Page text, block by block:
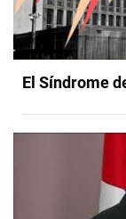
El Síndrome